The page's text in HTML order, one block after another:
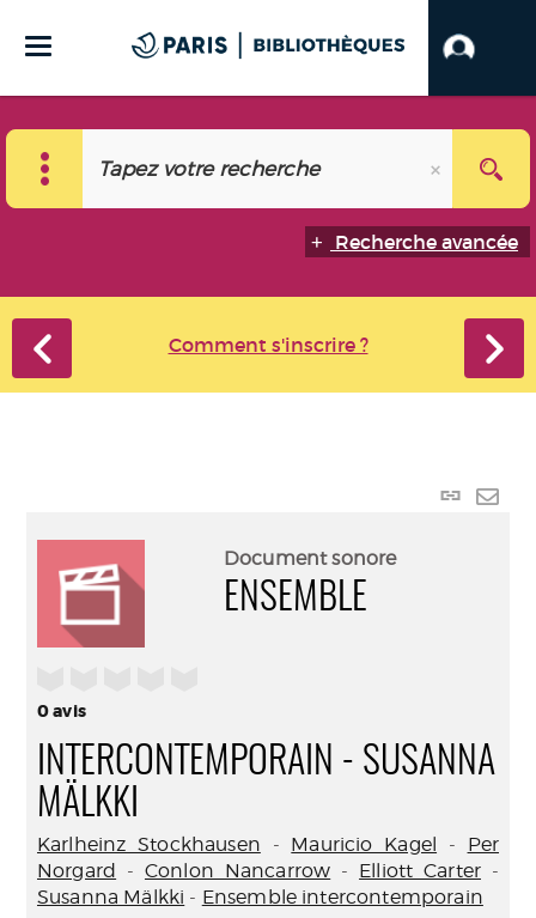
Recherche avancée
Comment s'inscrire ?
Lien
0avis
Document sonore
ENSEMBLE
INTERCONTEMPORAIN - SUSANNA
MÄLKKI
Karlheinz Stockhausen - Mauricio Kagel - Per
Norgard - Conlon Nancarrow - Elliott Carter-
Susanna Mälkki - Ensemble intercontemporain